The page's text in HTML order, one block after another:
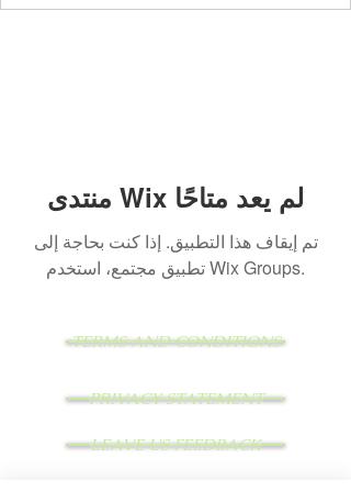
منتدى Wix لم يعد متاحًا
تم إيقاف هذا التطبيق. إذا كنت بحاجة إلى
تطبيق مجتمع، استخدم Wix Groups.
TERMS AND CONDITIONS
PRIVACY STATEMENT
LEAVE US FEEDBACK